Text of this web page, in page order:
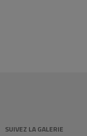
SUIVEZ LA GALERIE